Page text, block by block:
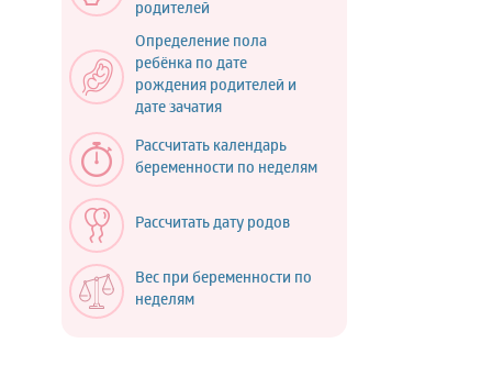
родителей
Определение пола
ребёнка по дате
рождения родителей и
дате зачатия
Рассчитать календарь
беременности по неделям
Рассчитать дату родов
Вес при беременности по
неделям